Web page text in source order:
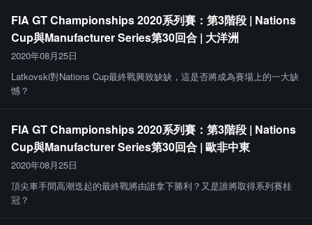
FIA GT Championships 2020系列賽：第3階段 | Nations
Cup與Manufacturer Series第30回合 | 大洋洲
2020年08月25日
Latkovski對Nations Cup最終戰興致缺缺，這是否將成為賽場上的一大缺
憾？
FIA GT Championships 2020系列賽：第3階段 | Nations
Cup與Manufacturer Series第30回合 | 歐非中東
2020年08月25日
頂尖車手間高潮迭起的最終戰將由誰拿下勝利？又是誰將取得系列賽桂
冠？